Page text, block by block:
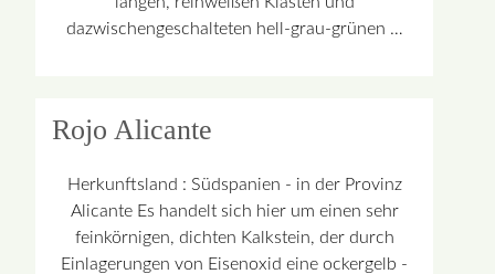
dazwischengeschalteten hell-grau-grünen …
Rojo Alicante
Herkunftsland : Südspanien - in der Provinz
Alicante Es handelt sich hier um einen sehr
feinkörnigen, dichten Kalkstein, der durch
Einlagerungen von Eisenoxid eine ockergelb -